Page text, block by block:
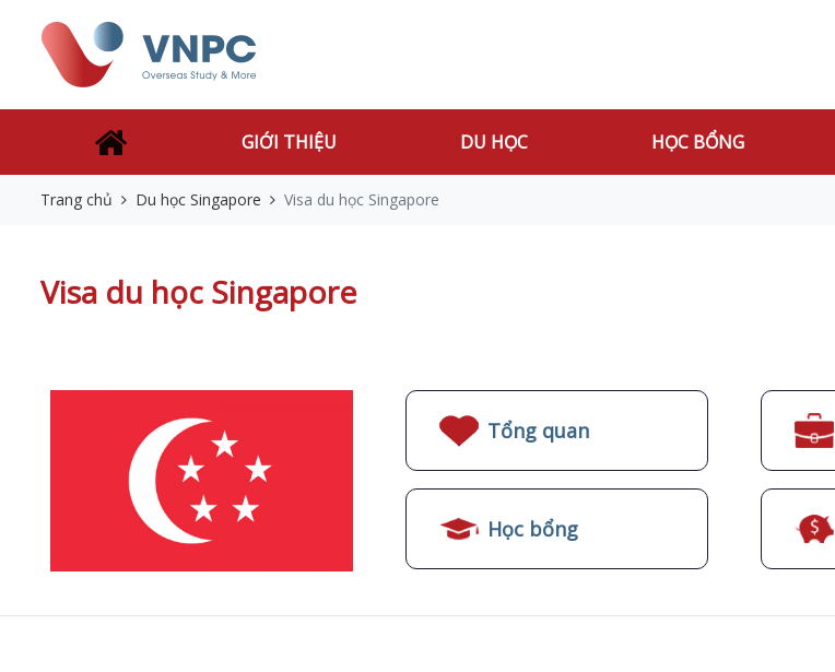
GIỚI THIỆU DU HỌC HỌC BỔNG
Trang chủ Du học Singapore Visa du học Singapore
Visa du học Singapore
Tổng quan
Học bổng